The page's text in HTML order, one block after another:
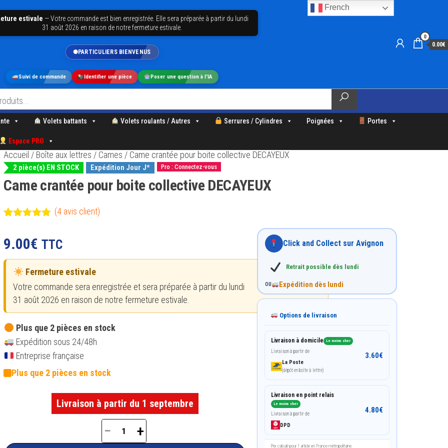
0
0.00€
Suivi de commande Identifier une pièce Poser une question à l'IA
estivale —Votre commande est bien enregistrée. Elle sera préparée à partir du lundi
31 août 2026 en raison de notre fermeture estivale.
Volets battants Volets roulants / Autres Serrures / Cylindres Poignées Portes
Espace PRO
Accueil / Boîte aux lettres / Cames / Came crantée pour boite collective DECAYEUX
2 pièce(s) EN STOCK Expédition Jour J* Pro : Connectez-vous
Came crantée pour boite collective DECAYEUX
basé sur
notations
client
(4avis client)
9.00€ TTC Click and Collect sur Avignon
Retrait possible dès lundi
OU Expédition dès lundi
Options de livraison
Livraison à domicile Le moins cher
Livraison à partir de
La Poste
(dépôt en boîte à lettre)
3.60€
Livraison en point relais
Le moins cher
Livraison à partir de
DPD
4.80€
Prix calculé pour 1 article en France métropolitaine.
Fermeture estivale
Votre commande sera enregistrée et sera préparée à partir du lundi
31 août 2026 en raison de notre fermeture estivale.
Plus que 2 pièces en stock
Expédition sous 24/48h
Entreprise française
Plus que 2 pièces en stock
Livraison à partir du 1 septembre
quantité
− +
French
PARTICULIERS BIENVENUS